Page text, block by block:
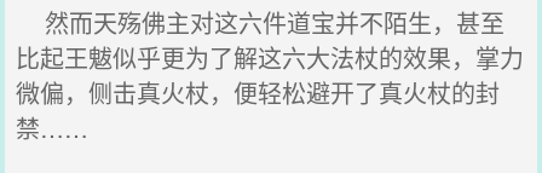
然而天殇佛主对这六件道宝并不陌生，甚至
比起王魃似乎更为了解这六大法杖的效果，掌力
微偏，侧击真火杖，便轻松避开了真火杖的封
禁……